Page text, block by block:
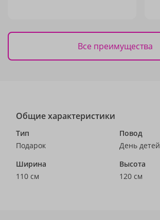
Все преимущества
Общие характеристики
Тип
Подарок
Повод
День детей
Ширина
110 см
Высота
120 см